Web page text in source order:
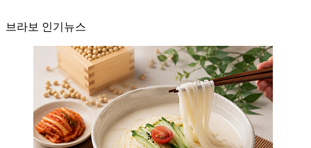
브라보 인기뉴스